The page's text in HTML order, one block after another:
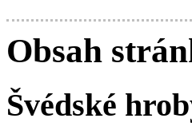
Obsah
Švédské